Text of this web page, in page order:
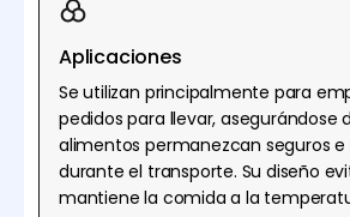
Aplicaciones
Se utilizan principalmente para
pedidos para llevar, asegurándose
alimentos permanezcan seguros
durante el transporte. Su diseño
mantiene la comida a la